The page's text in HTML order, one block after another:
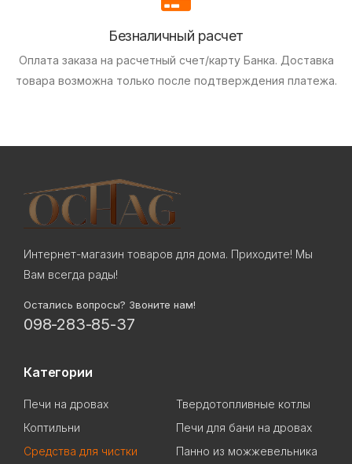
Безналичный расчет
Оплата заказа на расчетный счет/карту Банка. Доставка
товара возможна только после подтверждения платежа.
Интернет-магазин товаров для дома. Приходите! Мы
Вам всегда рады!
Остались вопросы? Звоните нам!
098-283-85-37
Категории
Печи на дровах
Твердотопливные котлы
Коптильни
Печи для бани на дровах
Cредства для чистки
Панно из можжевельника